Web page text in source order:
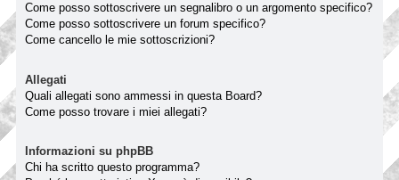
Come posso sottoscrivere un segnalibro o un argomento specifico?
Come posso sottoscrivere un forum specifico?
Come cancello le mie sottoscrizioni?
Allegati
Quali allegati sono ammessi in questa Board?
Come posso trovare i miei allegati?
Informazioni su phpBB
Chi ha scritto questo programma?